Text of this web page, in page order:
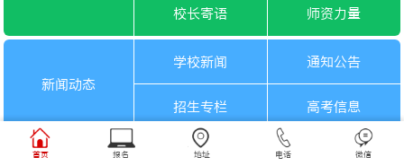
校长寄语 师资力量
新闻动态
学校新闻 通知公告
招生专栏 高考信息
一月选考 六月选考
首页 报名 地址 电话 微信